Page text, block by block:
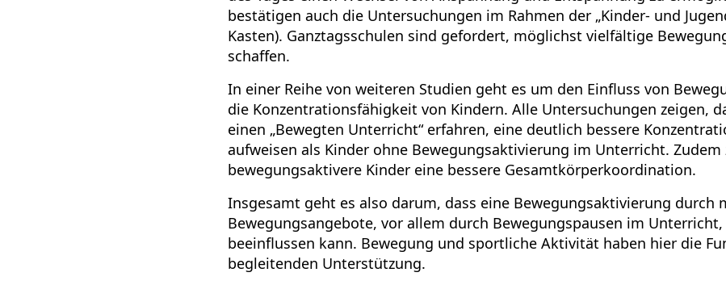
bestätigen auch die Untersuchungen im Rahmen der „Kinder- und
Kasten). Ganztagsschulen sind gefordert, möglichst vielfältige
schaffen.
In einer Reihe von weiteren Studien geht es um den Einfluss von
die Konzentrationsfähigkeit von Kindern. Alle Untersuchungen zeigen,
einen „Bewegten Unterricht“ erfahren, eine deutlich bessere
aufweisen als Kinder ohne Bewegungsaktivierung im Unterricht. Zudem
bewegungsaktivere Kinder eine bessere Gesamtkörperkoordination.
Insgesamt geht es also darum, dass eine Bewegungsaktivierung durch
Bewegungsangebote, vor allem durch Bewegungspausen im
beeinflussen kann. Bewegung und sportliche Aktivität haben hier die
begleitenden Unterstützung.